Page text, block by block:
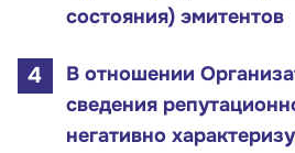
состояния) эмитентов
В отношении
сведения
негативно